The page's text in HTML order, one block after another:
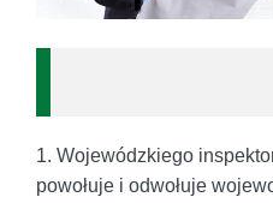
1. Wojewódzkiego
powołuje i odwołuje